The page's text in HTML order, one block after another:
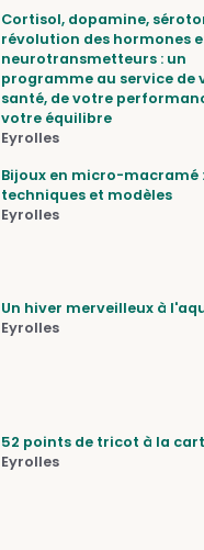
Cortisol, dopamine,
révolution des hormones
neurotransmetteurs : un
programme au service de
santé, de votre
votre équilibre
Eyrolles
Bijoux en micro-macramé :
techniques et modèles
Eyrolles
Un hiver merveilleux à
Eyrolles
52 points de tricot à la
Eyrolles